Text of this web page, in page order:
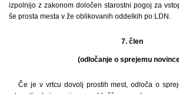
izpolnijo z zakonom določen starostni pogoj za
še prosta mesta v že oblikovanih oddelkih po LDN.
7. člen
(odločanje o sprejemu
Če je v vrtcu dovolj prostih mest, odloča o